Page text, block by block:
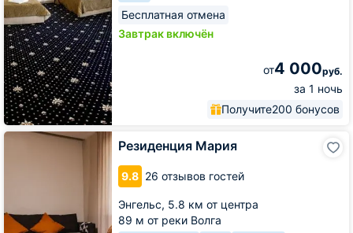
Бесплатная отмена
Завтрак включён
от4 000руб.
за 1 ночь
Получите200 бонусов
Резиденция Мария
9.8 26 отзывов гостей
Энгельс, 5.8 км от центра
89 м от реки Волга
Резиденция